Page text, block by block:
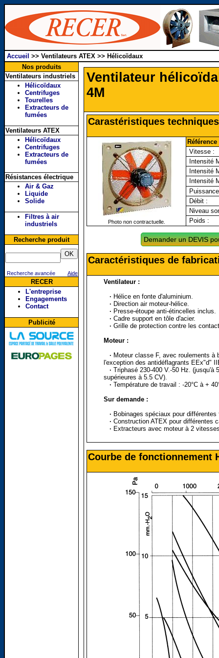
Accueil >> Ventilateurs ATEX >> Hélicoïdaux
Nos produits
Ventilateurs industriels
Hélicoïdaux
Centrifuges
Tourelles
Extracteurs de
fumées
Ventilateurs ATEX
Hélicoïdaux
Centrifuges
Extracteurs de
fumées
Résistances électrique
Air & Gaz
Liquide
Solide
Filtres à air
industriels
Recherche produit
Recherche avancée Aide
RECER
L'entreprise
Engagements
Contact
Publicité
Ventilateur
4M
Carastéristiques techniques
Photo non contractuelle.
Référence
Vitesse :
Intensité
Intensité
Intensité
Débit :
Niveau
Poids :
Demander un DEVIS
Caractéristiques de
Ventilateur :
· Hélice en fonte d'aluminium.
· Direction air moteur-hélice.
· Presse-étoupe anti-étincelles inclus.
· Cadre support en tôle d'acier.
· Grille de protection contre les
Moteur :
· Moteur classe F, avec roulements à
l'exception des antidéflagrants EEx"d"
· Triphasé 230-400 V.-50 Hz. (jusqu'à
supérieures à 5.5 CV).
· Température de travail : -20°C à +
Sur demande :
· Bobinages spéciaux pour
· Construction ATEX pour différentes
· Extracteurs avec moteur à 2
Courbe de fonctionnement